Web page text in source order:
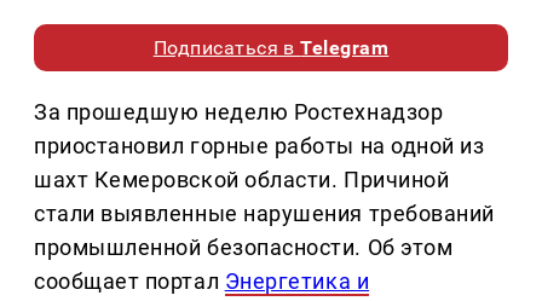
Подписаться вTelegram
За прошедшую неделю Ростехнадзор
приостановил горные работы на одной из
шахт Кемеровской области. Причиной
стали выявленные нарушения требований
промышленной безопасности. Об этом
сообщает портал Энергетика и